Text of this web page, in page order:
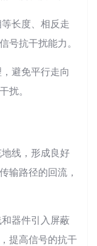
长度、相反走
号抗干扰能力。
避免平行走向
扰。
线，形成良好
输路径的回流，
器件引入屏蔽
提高信号的抗干